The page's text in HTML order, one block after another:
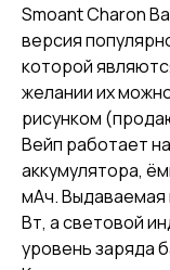
Smoant Charon
версия
которой
желании их
рисунком
Вейп работает
аккумулятора,
мАч.
Вт, а световой
уровень заряда